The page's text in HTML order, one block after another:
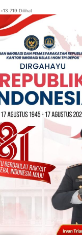
•13.719 Dilihat